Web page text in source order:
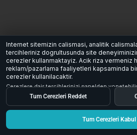
Internet sitemizin calismasi, analitik
tercihleriniz dogrultusunda site
cerezler kullanmaktayiz. Acik riza vermeniz
reklam/pazarlama faaliyetleri kapsaminda
cerezler kullanilacaktir.
Cerezlere dair tercihlerinizi panelden
Aydinlatma Metniinceleyebilirsiniz.
Tum Cerezleri Reddet
Tum Cerezleri Kabul